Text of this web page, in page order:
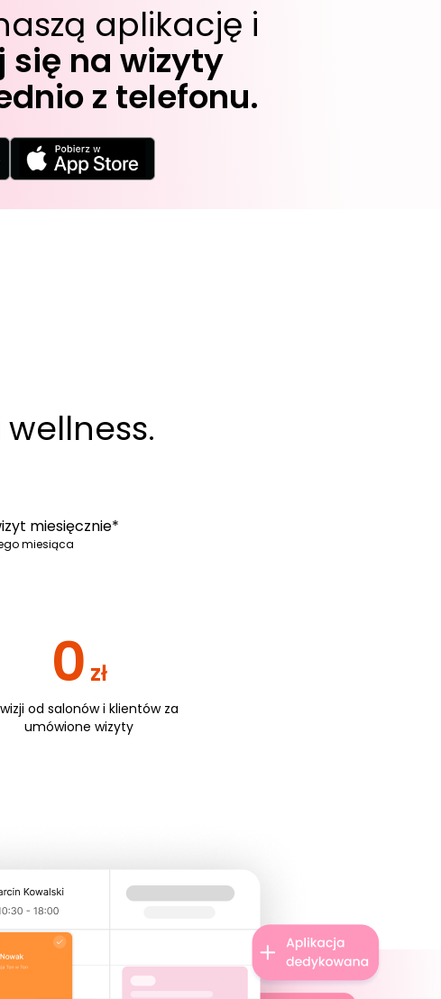
aplikację i
się na wizyty
z telefonu.
miesięcznie*
miesiąca
0 zł
od salonów i klientów za
umówione wizyty